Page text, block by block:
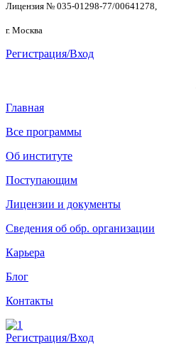
Лицензия № 035-01298-77/00641278,
г. Москва
Регистрация/Вход
Главная
Все программы
Об институте
Поступающим
Лицензии и документы
Сведения об обр. организации
Карьера
Блог
Контакты
Регистрация/Вход